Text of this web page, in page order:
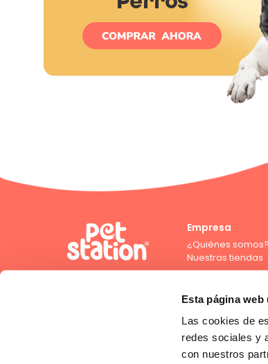
Esta página web
Las cookies de
redes sociales y
con nuestros
Empresa
¿Quiénes somos?
Nuestras tiendas